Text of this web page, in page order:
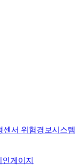
센서 위험경보시스템
게이지